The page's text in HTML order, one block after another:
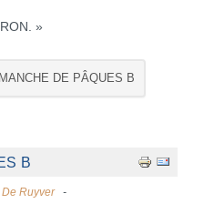
»
DE PÂQUES B
B
Ruyver